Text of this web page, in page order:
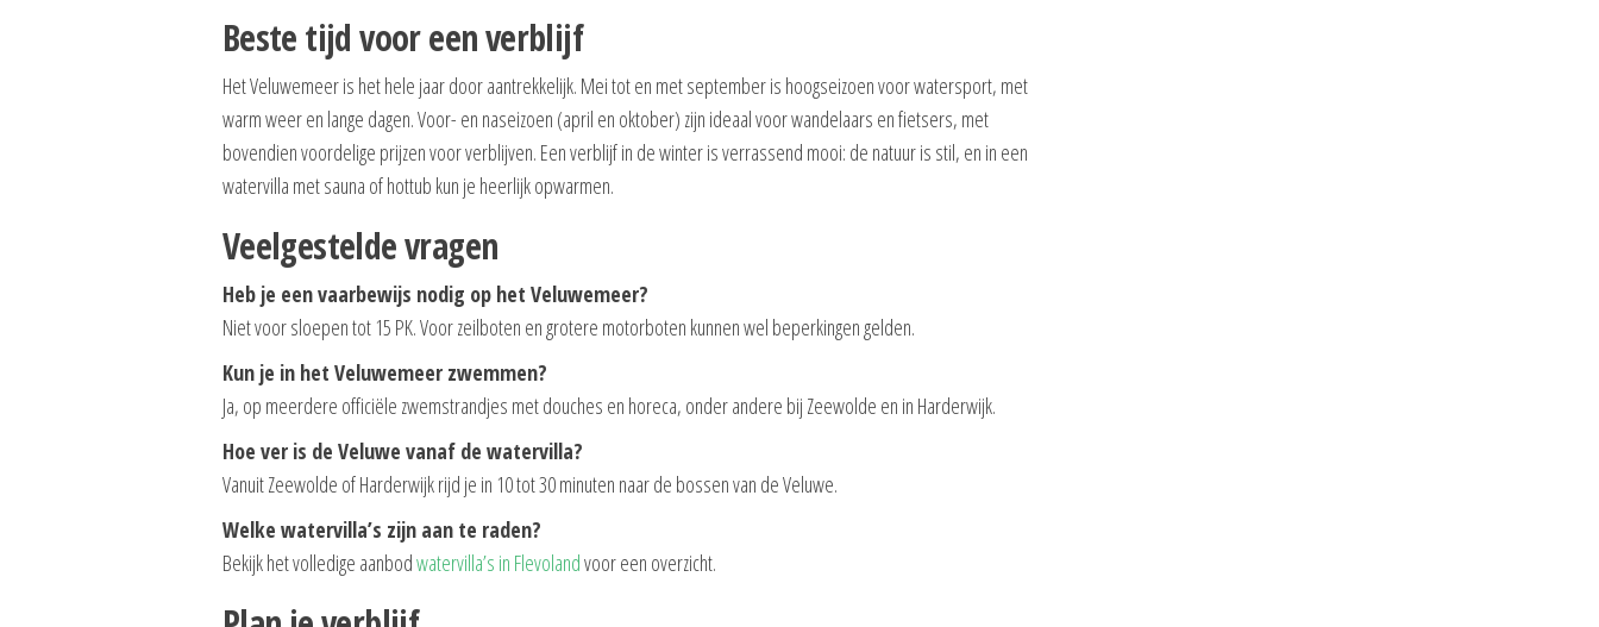
Beste tijd voor een verblijf
Het Veluwemeer is het hele jaar door aantrekkelijk. Mei tot en met september is hoogseizoen voor watersport, met
warm weer en lange dagen. Voor- en naseizoen (april en oktober) zijn ideaal voor wandelaars en fietsers, met
bovendien voordelige prijzen voor verblijven. Een verblijf in de winter is verrassend mooi: de natuur is stil, en in een
watervilla met sauna of hottub kun je heerlijk opwarmen.
Veelgestelde vragen
Heb je een vaarbewijs nodig op het Veluwemeer?
Niet voor sloepen tot 15 PK. Voor zeilboten en grotere motorboten kunnen wel beperkingen gelden.
Kun je in het Veluwemeer zwemmen?
Ja, op meerdere officiële zwemstrandjes met douches en horeca, onder andere bij Zeewolde en in Harderwijk.
Hoe ver is de Veluwe vanaf de watervilla?
Vanuit Zeewolde of Harderwijk rijd je in 10 tot 30 minuten naar de bossen van de Veluwe.
Welke watervilla’s zijn aan te raden?
Bekijk het volledige aanbodwatervilla’s in Flevolandvoor een overzicht.